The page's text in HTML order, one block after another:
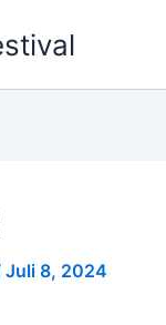
Juli 8, 2024